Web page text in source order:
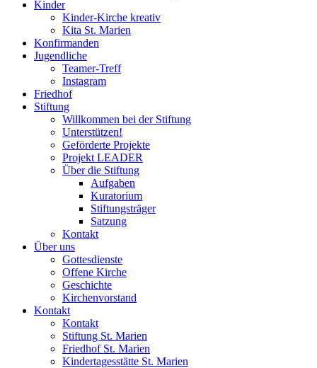
Kinder
Kinder-Kirche kreativ
Kita St. Marien
Konfirmanden
Jugendliche
Teamer-Treff
Instagram
Friedhof
Stiftung
Willkommen bei der Stiftung
Unterstützen!
Geförderte Projekte
Projekt LEADER
Über die Stiftung
Aufgaben
Kuratorium
Stiftungsträger
Satzung
Kontakt
Über uns
Gottesdienste
Offene Kirche
Geschichte
Kirchenvorstand
Kontakt
Kontakt
Stiftung St. Marien
Friedhof St. Marien
Kindertagesstätte St. Marien